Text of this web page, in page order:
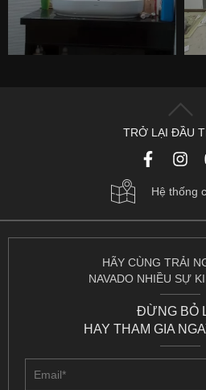
TRỞ LẠI ĐẦU
Hệ thống
HÃY CÙNG TRẢI
NAVADO NHIỀU SỰ
ĐỪNG BỎ
HAY THAM GIA